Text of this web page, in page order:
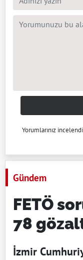
Yorumlarınız
Gündem
FETÖ
78
İzmir